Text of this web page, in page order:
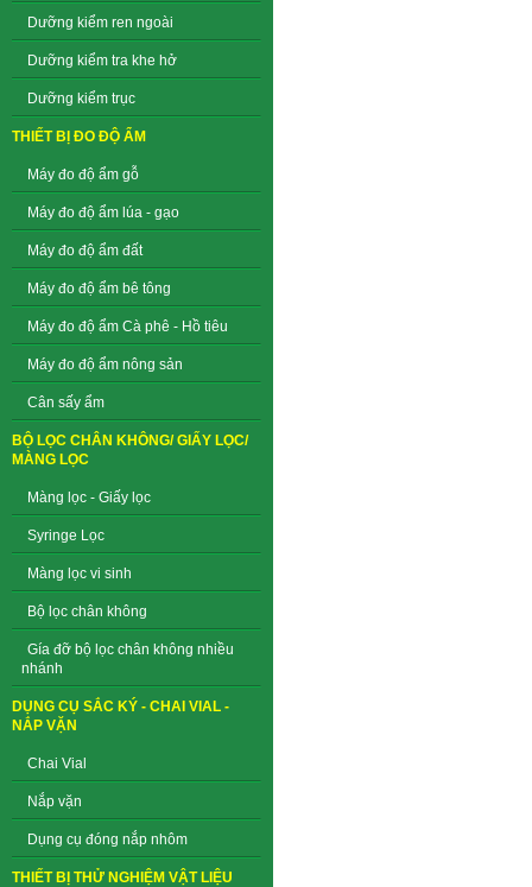
Dưỡng kiểm ren ngoài
Dưỡng kiểm tra khe hở
Dưỡng kiểm trục
THIẾT BỊ ĐO ĐỘ ẨM
Máy đo độ ẩm gỗ
Máy đo độ ẩm lúa - gạo
Máy đo độ ẩm đất
Máy đo độ ẩm bê tông
Máy đo độ ẩm Cà phê - Hồ tiêu
Máy đo độ ẩm nông sản
Cân sấy ẩm
BỘ LỌC CHÂN KHÔNG/ GIẤY LỌC/
MÀNG LỌC
Màng lọc - Giấy lọc
Syringe Lọc
Màng lọc vi sinh
Bộ lọc chân không
Gía đỡ bộ lọc chân không nhiều
nhánh
DỤNG CỤ SẮC KÝ - CHAI VIAL -
NẮP VẶN
Chai Vial
Nắp vặn
Dụng cụ đóng nắp nhôm
THIẾT BỊ THỬ NGHIỆM VẬT LIỆU